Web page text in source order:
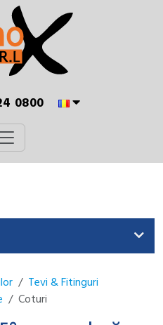
0800
Tevi & Fitinguri
Coturi